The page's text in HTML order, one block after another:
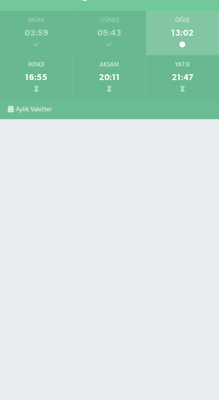
İMSAK
03:59
GÜNEŞ
05:43
ÖĞLE
13:02
İKINDI
16:55
AKŞAM
20:11
YATSI
21:47
Aylık Vakitler